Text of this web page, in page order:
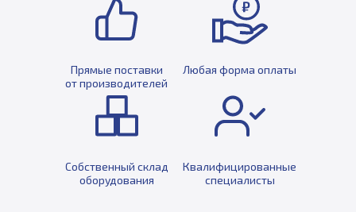
Прямые поставки
от производителей
Любая форма оплаты
Собственный склад
оборудования
Квалифицированные
специалисты